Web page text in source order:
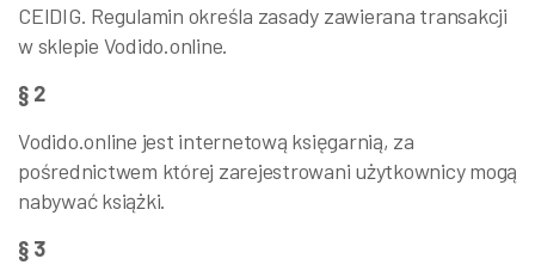
CEIDIG. Regulamin określa zasady zawierana transakcji
w sklepie Vodido.online.
§ 2
Vodido.online jest internetową księgarnią, za
pośrednictwem której zarejestrowani użytkownicy mogą
nabywać książki.
§ 3